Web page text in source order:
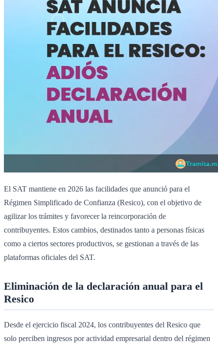
El SAT mantiene en 2026 las facilidades que anunció para el
Régimen Simplificado de Confianza (Resico), con el objetivo de
agilizar los trámites y favorecer la reincorporación de
contribuyentes. Estos cambios, destinados tanto a personas físicas
como a ciertos sectores productivos, se gestionan a través de las
plataformas oficiales del SAT.
Eliminación de la declaración anual para el
Resico
Desde el ejercicio fiscal 2024, los contribuyentes del Resico que
solo perciben ingresos por actividad empresarial dentro del régimen